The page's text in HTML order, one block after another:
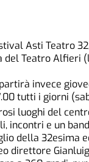
Asti Teatro
Teatro Alfieri
invece
tutti i giorni
luoghi del
incontri e un
della 32esima
direttore